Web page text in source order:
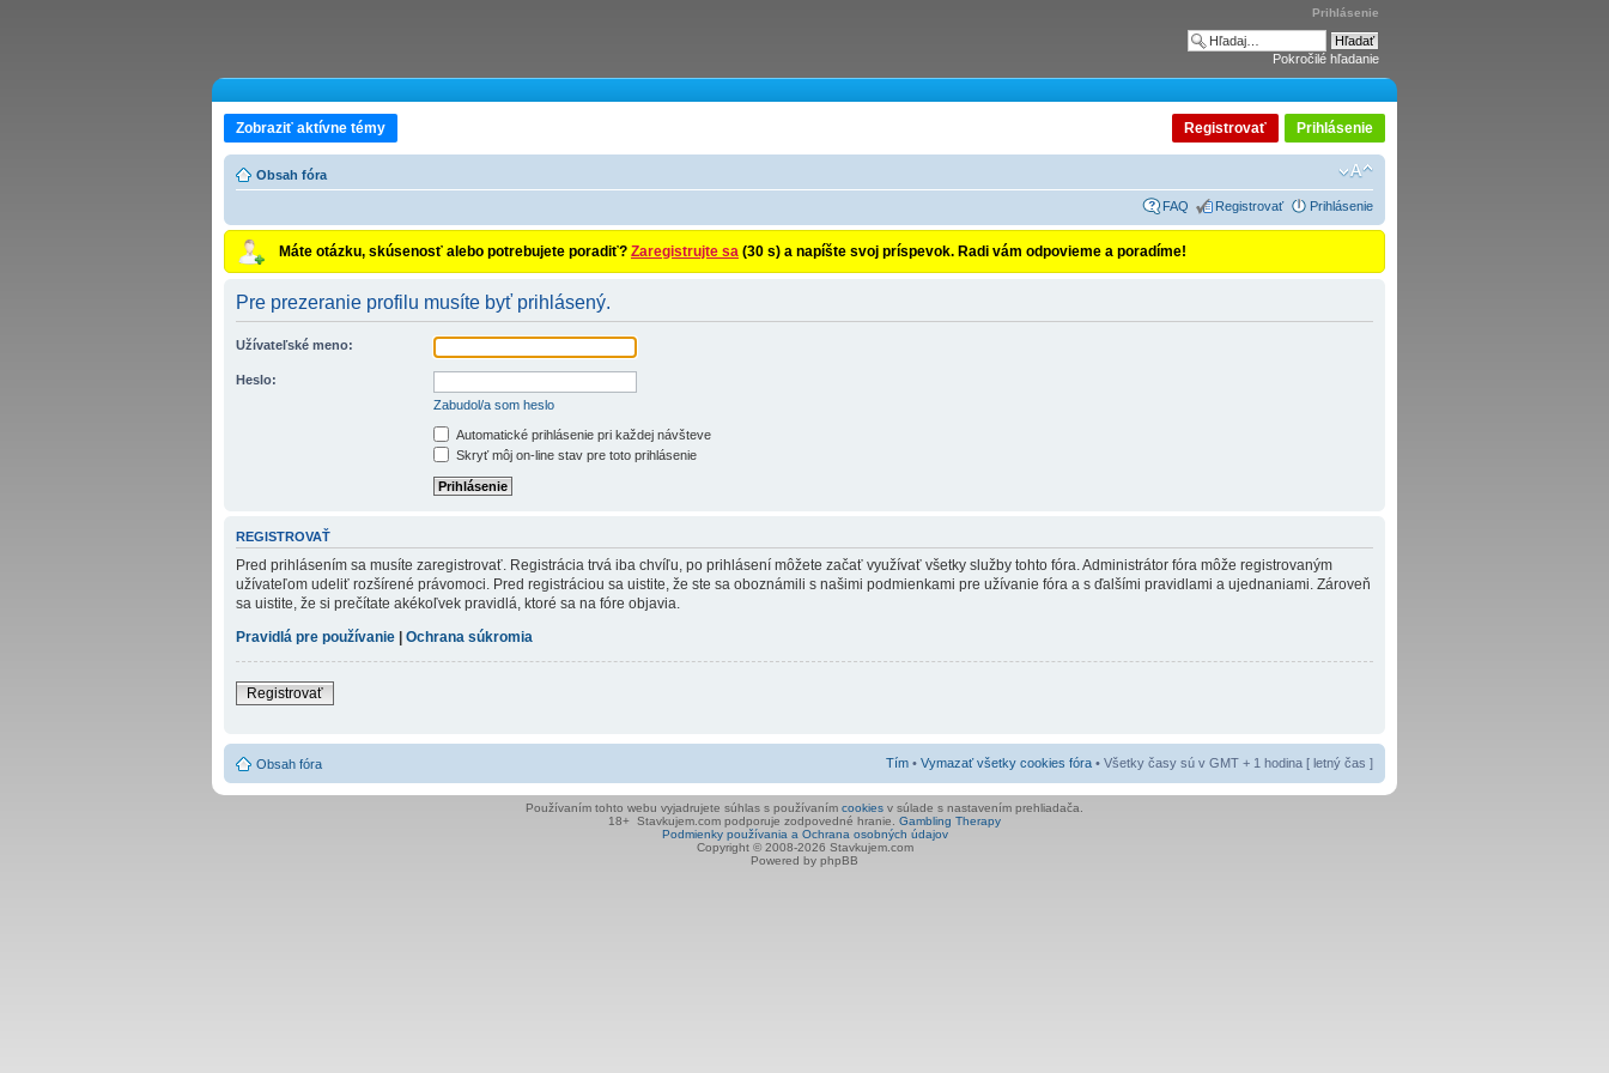
Prihlásenie
Pokročilé hľadanie
Zobraziť aktívne témy Prihlásenie
Registrovať
Obsah fóra
FAQ Registrovať Prihlásenie
Máte otázku, skúsenosť alebo potrebujete poradiť? Zaregistrujte sa (30 s) a napíšte svoj príspevok. Radi vám odpovieme a poradíme!
Pre prezeranie profilu musíte byť prihlásený.
Užívateľské meno:
Heslo:
Zabudol/a som heslo
Automatické prihlásenie pri každej návšteve
Skryť môj on-line stav pre toto prihlásenie
REGISTROVAŤ
Pred prihlásením sa musíte zaregistrovať. Registrácia trvá iba chvíľu, po prihlásení môžete začať využívať všetky služby tohto fóra. Administrátor fóra môže registrovaným
užívateľom udeliť rozšírené právomoci. Pred registráciou sa uistite, že ste sa oboznámili s našimi podmienkami pre užívanie fóra a s ďalšími pravidlami a ujednaniami. Zároveň
sa uistite, že si prečítate akékoľvek pravidlá, ktoré sa na fóre objavia.
Pravidlá pre používanie | Ochrana súkromia
Registrovať
Obsah fóra Tím • Vymazať všetky cookies fóra • Všetky časy sú v GMT + 1 hodina [ letný čas ]
Používaním tohto webu vyjadrujete súhlas s používaním cookies v súlade s nastavením prehliadača.
18+ Stavkujem.com podporuje zodpovedné hranie. Gambling Therapy
Podmienky používania a Ochrana osobných údajov
Copyright © 2008-2026 Stavkujem.com
Powered by phpBB